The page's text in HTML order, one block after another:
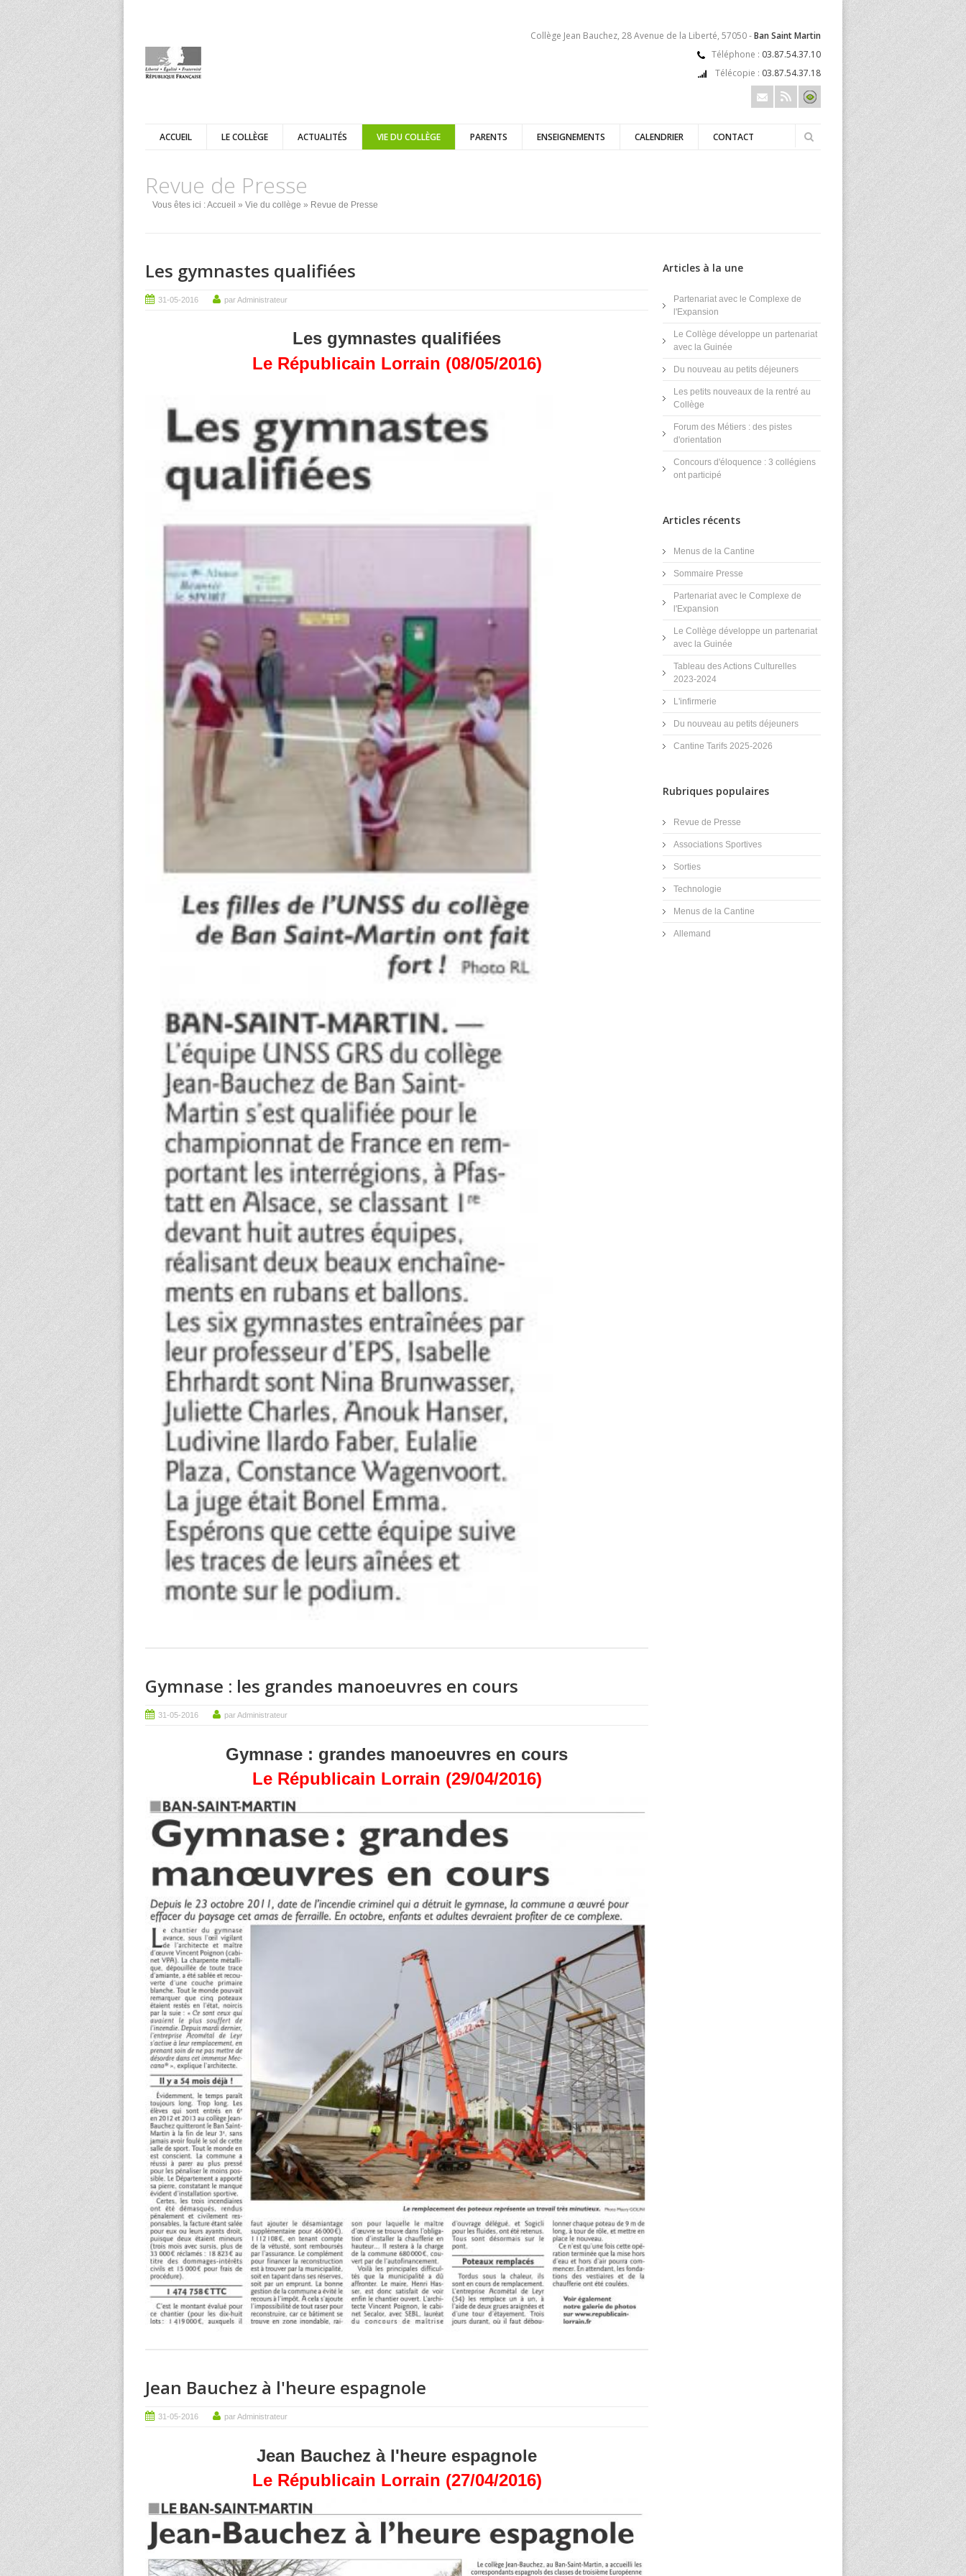
Collège Jean Bauchez, 28 Avenue de la Liberté, 57050 -Ban Saint Martin
Téléphone : 03.87.54.37.10
Télécopie : 03.87.54.37.18
ACCUEIL LE COLLÈGE ACTUALITÉS VIE DU COLLÈGE PARENTS ENSEIGNEMENTS CALENDRIER CONTACT
Revue de Presse
Vous êtes ici :Accueil » Vie du collège » Revue de Presse
Les gymnastes qualifiées
31-05-2016 par Administrateur
Les gymnastes qualifiées
Le Républicain Lorrain (08/05/2016)
Gymnase : les grandes manoeuvres en cours
31-05-2016 par Administrateur
Gymnase : grandes manoeuvres en cours
Le Républicain Lorrain (29/04/2016)
Jean Bauchez à l'heure espagnole
31-05-2016 par Administrateur
Jean Bauchez à l'heure espagnole
Le Républicain Lorrain (27/04/2016)
Articles à la une
Partenariat avec le Complexe de
l'Expansion
Le Collège développe un partenariat
avec la Guinée
Du nouveau au petits déjeuners
Les petits nouveaux de la rentré au
Collège
Forum des Métiers : des pistes
d'orientation
Concours d'éloquence : 3 collégiens
ont participé
Articles récents
Menus de la Cantine
Sommaire Presse
Partenariat avec le Complexe de
l'Expansion
Le Collège développe un partenariat
avec la Guinée
Tableau des Actions Culturelles
2023-2024
L'infirmerie
Du nouveau au petits déjeuners
Cantine Tarifs 2025-2026
Rubriques populaires
Revue de Presse
Associations Sportives
Sorties
Technologie
Menus de la Cantine
Allemand